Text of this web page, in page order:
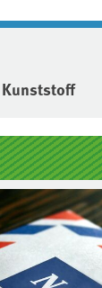
Kunststoff